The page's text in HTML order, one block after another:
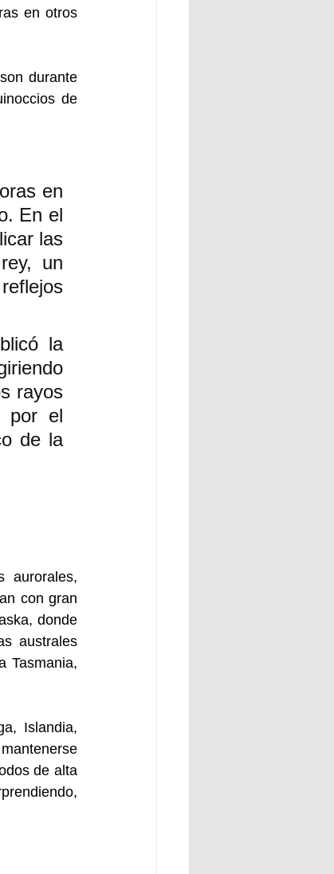
en otros
durante
de
en
En el
las
un
la
rayos
por el
de la
aurorales,
con gran
donde
australes
Tasmania,
Islandia,
de alta